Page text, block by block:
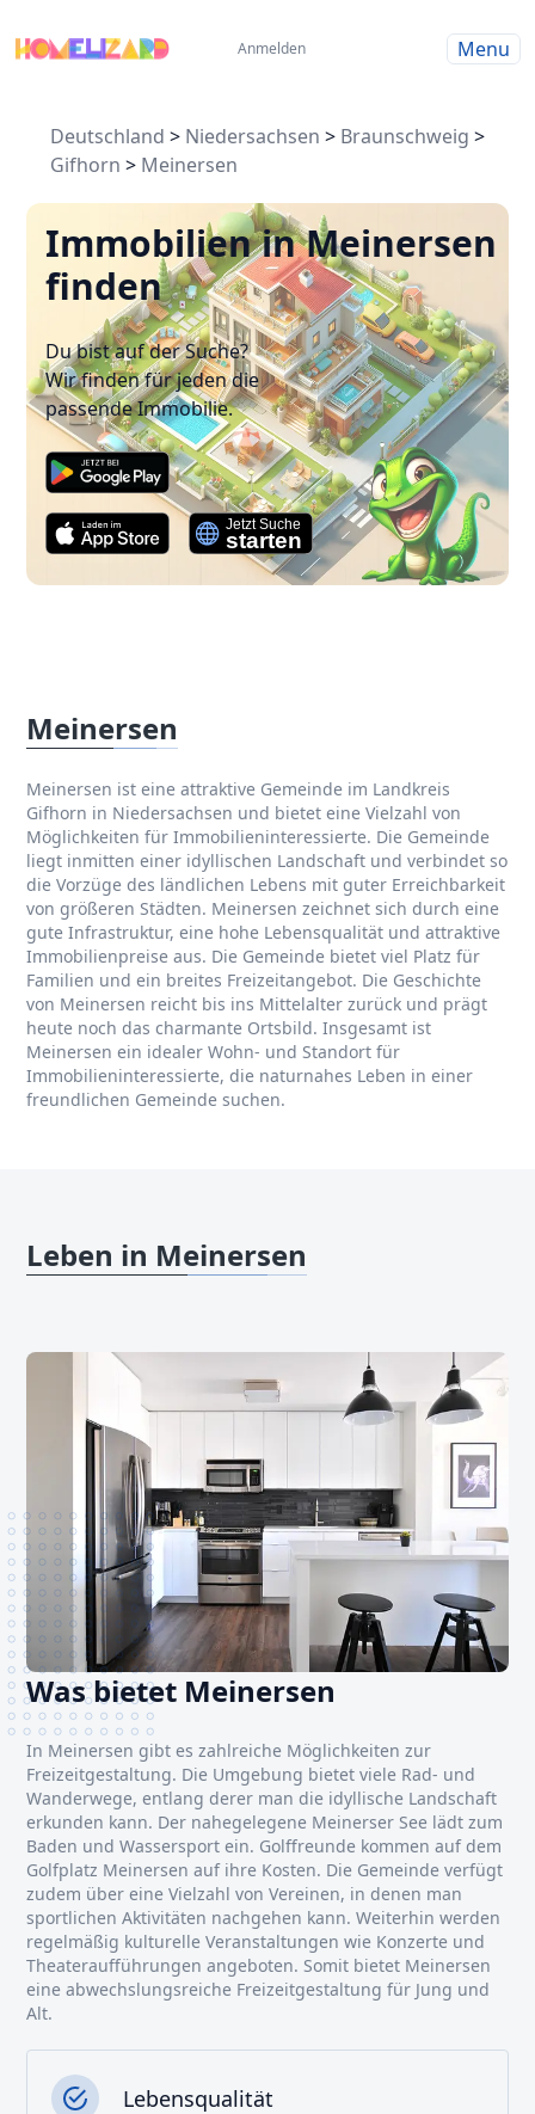
Anmelden Menu
Deutschland > Niedersachsen > Braunschweig >
Gifhorn > Meinersen
Immobilien in Meinersen
finden
Du bist auf der Suche?
Wir finden für jeden die
passende Immobilie.
Meinersen
Meinersen ist eine attraktive Gemeinde im Landkreis
Gifhorn in Niedersachsen und bietet eine Vielzahl von
Möglichkeiten für Immobilieninteressierte. Die Gemeinde
liegt inmitten einer idyllischen Landschaft und verbindet so
die Vorzüge des ländlichen Lebens mit guter Erreichbarkeit
von größeren Städten. Meinersen zeichnet sich durch eine
gute Infrastruktur, eine hohe Lebensqualität und attraktive
Immobilienpreise aus. Die Gemeinde bietet viel Platz für
Familien und ein breites Freizeitangebot. Die Geschichte
von Meinersen reicht bis ins Mittelalter zurück und prägt
heute noch das charmante Ortsbild. Insgesamt ist
Meinersen ein idealer Wohn- und Standort für
Immobilieninteressierte, die naturnahes Leben in einer
freundlichen Gemeinde suchen.
Leben in Meinersen
Was bietet Meinersen
In Meinersen gibt es zahlreiche Möglichkeiten zur
Freizeitgestaltung. Die Umgebung bietet viele Rad- und
Wanderwege, entlang derer man die idyllische Landschaft
erkunden kann. Der nahegelegene Meinerser See lädt zum
Baden und Wassersport ein. Golffreunde kommen auf dem
Golfplatz Meinersen auf ihre Kosten. Die Gemeinde verfügt
zudem über eine Vielzahl von Vereinen, in denen man
sportlichen Aktivitäten nachgehen kann. Weiterhin werden
regelmäßig kulturelle Veranstaltungen wie Konzerte und
Theateraufführungen angeboten. Somit bietet Meinersen
eine abwechslungsreiche Freizeitgestaltung für Jung und
Alt.
Lebensqualität